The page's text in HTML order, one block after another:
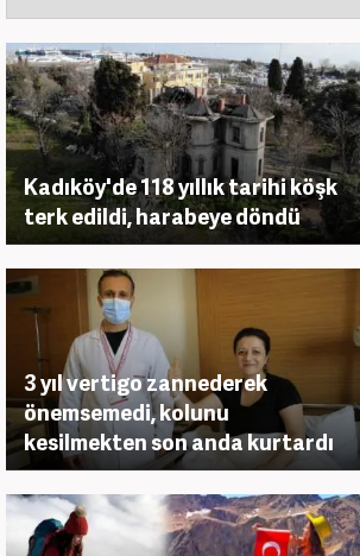
Kadıköy'de 118 yıllık tarihi köşk
terk edildi, harabeye döndü
3 yıl vertigo zannederek
önemsemedi, kolunu
kesilmekten son anda kurtardı